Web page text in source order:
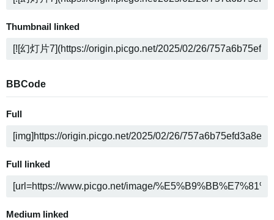
Thumbnail linked
BBCode
Full
Full linked
Medium linked